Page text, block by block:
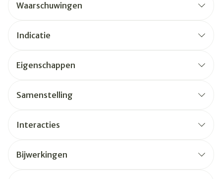
Waarschuwingen
Indicatie
Eigenschappen
Samenstelling
Interacties
Bijwerkingen